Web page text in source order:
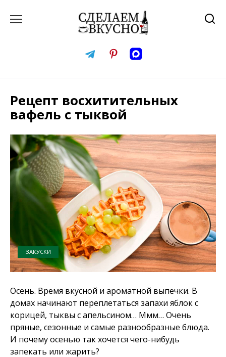
Рецепт восхитительных
вафель с тыквой
ЗАКУСКИ
Осень. Время вкусной и ароматной выпечки. В
домах начинают переплетаться запахи яблок с
корицей, тыквы с апельсином… Ммм… Очень
пряные, сезонные и самые разнообразные блюда.
И почему осенью так хочется чего-нибудь
запекать или жарить?